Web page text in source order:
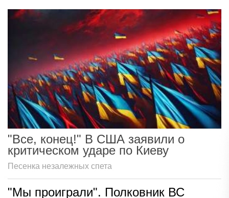
"Все, конец!" В США заявили о
критическом ударе по Киеву
Песенка незалежных спета
"Мы проиграли". Полковник ВС